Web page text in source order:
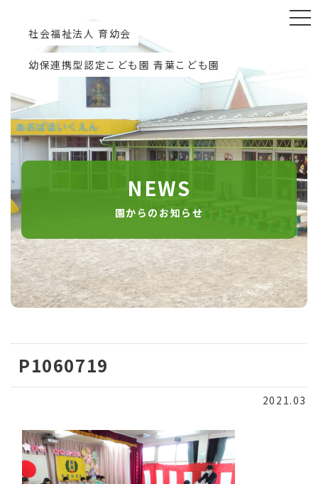
社会福祉法人 育幼会
幼保連携型認定こども園 青葉こども園
NEWS
園からのお知らせ
P1060719
2021.03